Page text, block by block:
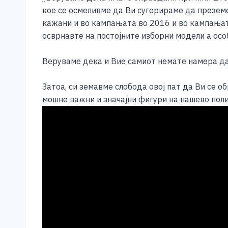
e
b
o
o
e
n
g
er
er s
A
p
p
l y
Li
n
k
кое се осмеливме да Ви сугерираме да
кажани и во кампањата во 2016 и во
осврнавте на постојните изборни модели а
Веруваме дека и Вие самиот немате намера
Затоа, си земавме слобода овој пат да Ви се
мошне важни и значајни фигури на нашево